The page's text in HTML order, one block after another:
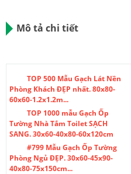
Mô tả chi tiết
TOP 500 Mẫu Gạch Lát Nền
Phòng Khách ĐẸP nhất. 80x80-
60x60-1.2x1.2m...
TOP 1000 mẫu Gạch Ốp
Tường Nhà Tắm Toilet SẠCH
SANG. 30x60-40x80-60x120cm
#799 Mẫu Gạch Ốp Tường
Phòng Ngủ ĐẸP. 30x60-45x90-
40x80-75x150cm...